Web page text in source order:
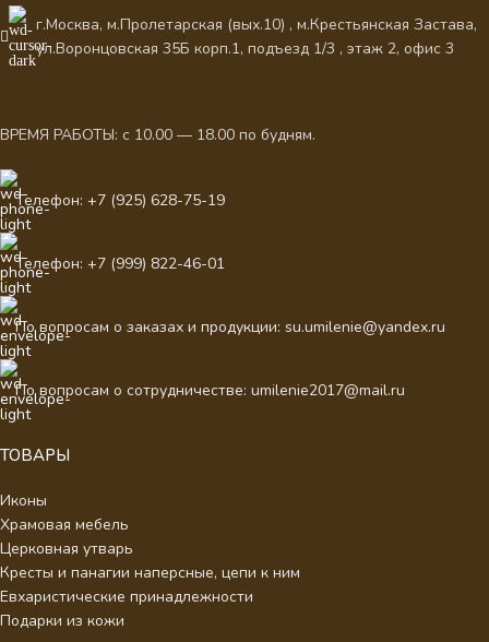
г.Москва, м.Пролетарская (вых.10) , м.Крестьянская Застава,
ул.Воронцовская 35Б корп.1, подъезд 1/3 , этаж 2, офис 3
ВРЕМЯ РАБОТЫ: с 10.00 — 18.00 по будням.
Телефон: +7 (925) 628-75-19
Телефон: +7 (999) 822-46-01
По вопросам о заказах и продукции: su.umilenie@yandex.ru
По вопросам о сотрудничестве: umilenie2017@mail.ru
ТОВАРЫ
Иконы
Храмовая мебель
Церковная утварь
Кресты и панагии наперсные, цепи к ним
Евхаристические принадлежности
Подарки из кожи